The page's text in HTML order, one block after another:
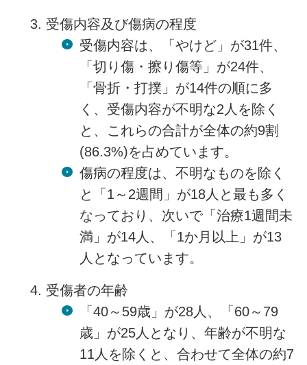
受傷内容及び傷病の程度
受傷内容は、「やけど」が31件、
「切り傷・擦り傷等」が24件、
「骨折・打撲」が14件の順に多
く、受傷内容が不明な2人を除く
と、これらの合計が全体の約9割
(86.3%)を占めています。
傷病の程度は、不明なものを除く
と「1～2週間」が18人と最も多く
なっており、次いで「治療1週間未
満」が14人、「1か月以上」が13
人となっています。
受傷者の年齢
「40～59歳」が28人、「60～79
歳」が25人となり、年齢が不明な
11人を除くと、合わせて全体の約7